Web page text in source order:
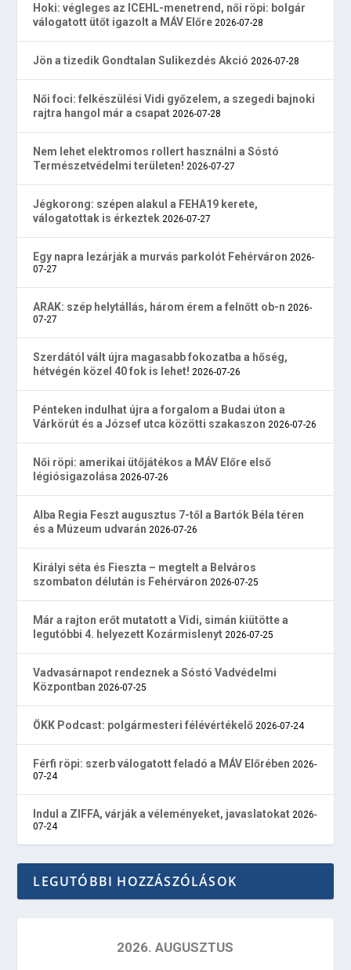
Hoki: végleges az ICEHL-menetrend, női röpi: bolgár
válogatott ütőt igazolt a MÁV Előre 2026-07-28
Jön a tizedik Gondtalan Sulikezdés Akció 2026-07-28
Női foci: felkészülési Vidi győzelem, a szegedi bajnoki
rajtra hangol már a csapat 2026-07-28
Nem lehet elektromos rollert használni a Sóstó
Természetvédelmi területen! 2026-07-27
Jégkorong: szépen alakul a FEHA19 kerete,
válogatottak is érkeztek 2026-07-27
Egy napra lezárják a murvás parkolót Fehérváron 2026-
07-27
ARAK: szép helytállás, három érem a felnőtt ob-n 2026-
07-27
Szerdától vált újra magasabb fokozatba a hőség,
hétvégén közel 40 fok is lehet! 2026-07-26
Pénteken indulhat újra a forgalom a Budai úton a
Várkörút és a József utca közötti szakaszon 2026-07-26
Női röpi: amerikai ütőjátékos a MÁV Előre első
légiósigazolása 2026-07-26
Alba Regia Feszt augusztus 7-től a Bartók Béla téren
és a Múzeum udvarán 2026-07-26
Királyi séta és Fieszta – megtelt a Belváros
szombaton délután is Fehérváron 2026-07-25
Már a rajton erőt mutatott a Vidi, simán kiütötte a
legutóbbi 4. helyezett Kozármislenyt 2026-07-25
Vadvasárnapot rendeznek a Sóstó Vadvédelmi
Központban 2026-07-25
ÖKK Podcast: polgármesteri félévértékelő 2026-07-24
Férfi röpi: szerb válogatott feladó a MÁV Előrében 2026-
07-24
Indul a ZIFFA, várják a véleményeket, javaslatokat 2026-
07-24
LEGUTÓBBI HOZZÁSZÓLÁSOK
2026. AUGUSZTUS